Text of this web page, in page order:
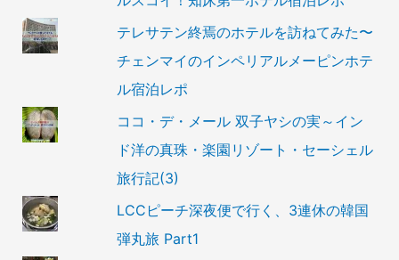
テレサテン終焉のホテルを訪ねてみた〜
チェンマイのインペリアルメーピンホテ
ル宿泊レポ
ココ・デ・メール 双子ヤシの実～イン
ド洋の真珠・楽園リゾート・セーシェル
旅行記(3)
LCCピーチ深夜便で行く、3連休の韓国
弾丸旅 Part1